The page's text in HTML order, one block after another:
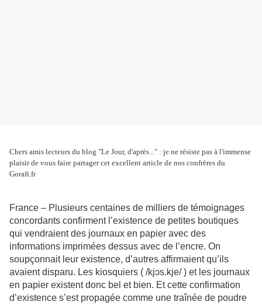
Chers amis lecteurs du blog "Le Jour, d'après..." : je ne résiste pas à l'immense
plaisir de vous faire partager cet excellent article de nos confrères du
Gorafi.fr
France – Plusieurs centaines de milliers de témoignages
concordants confirment l’existence de petites boutiques
qui vendraient des journaux en papier avec des
informations imprimées dessus avec de l’encre. On
soupçonnait leur existence, d’autres affirmaient qu’ils
avaient disparu. Les kiosquiers ( /kjɔs.kje/ ) et les journaux
en papier existent donc bel et bien. Et cette confirmation
d’existence s’est propagée comme une traînée de poudre